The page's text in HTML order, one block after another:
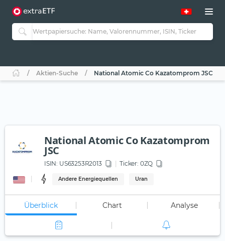
Aktien-Suche National Atomic Co Kazatomprom JSC
National Atomic Co Kazatomprom
JSC
ISIN: US63253R2013 Ticker: 0ZQ
Andere Energiequellen Uran
Überblick Chart Analyse